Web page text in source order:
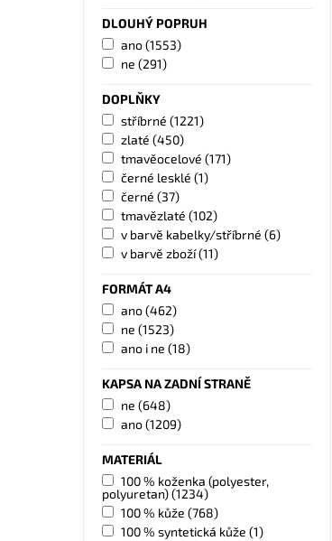
DLOUHÝ POPRUH
ano(1553)
ne (291)
DOPLŇKY
stříbrné (1221)
zlaté (450)
tmavěocelové (171)
černé lesklé (1)
černé (37)
tmavězlaté (102)
v barvě kabelky/stříbrné (6)
v barvě zboží(11)
FORMÁT A4
ano(462)
ne (1523)
ano i ne (18)
KAPSA NA ZADNÍ STRANĚ
ne (648)
ano(1209)
MATERIÁL
100 % koženka (polyester,
polyuretan)(1234)
100 % kůže (768)
100 % syntetická kůže (1)